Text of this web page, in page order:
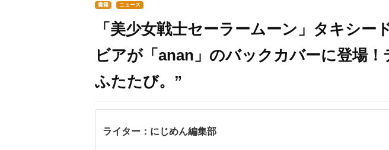
書籍 ニュース
「美少女戦士セーラームーン」タキシー
ビアが「anan」のバックカバーに登場！
ふたたび。”
ライター：にじめん編集部